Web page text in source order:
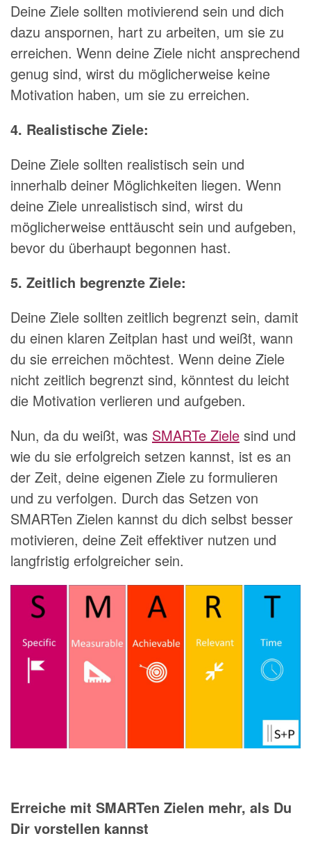
Deine Ziele sollten motivierend sein und dich
dazu anspornen, hart zu arbeiten, um sie zu
erreichen. Wenn deine Ziele nicht ansprechend
genug sind, wirst du möglicherweise keine
Motivation haben, um sie zu erreichen.
4. Realistische Ziele:
Deine Ziele sollten realistisch sein und
innerhalb deiner Möglichkeiten liegen. Wenn
deine Ziele unrealistisch sind, wirst du
möglicherweise enttäuscht sein und aufgeben,
bevor du überhaupt begonnen hast.
5. Zeitlich begrenzte Ziele:
Deine Ziele sollten zeitlich begrenzt sein, damit
du einen klaren Zeitplan hast und weißt, wann
du sie erreichen möchtest. Wenn deine Ziele
nicht zeitlich begrenzt sind, könntest du leicht
die Motivation verlieren und aufgeben.
Nun, da du weißt, was SMARTe Ziele sind und
wie du sie erfolgreich setzen kannst, ist es an
der Zeit, deine eigenen Ziele zu formulieren
und zu verfolgen. Durch das Setzen von
SMARTen Zielen kannst du dich selbst besser
motivieren, deine Zeit effektiver nutzen und
langfristig erfolgreicher sein.
Erreiche mit SMARTen Zielen mehr, als Du
Dir vorstellen kannst